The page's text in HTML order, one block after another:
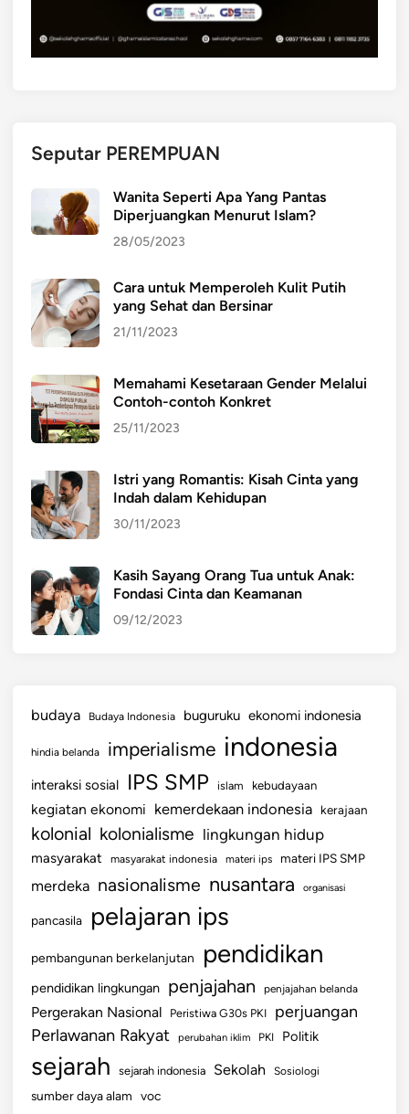
Seputar PEREMPUAN
Wanita Seperti Apa Yang Pantas
Diperjuangkan Menurut Islam?
28/05/2023
Cara untuk Memperoleh Kulit Putih
yang Sehat dan Bersinar
21/11/2023
Memahami Kesetaraan Gender Melalui
Contoh-contoh Konkret
25/11/2023
Istri yang Romantis: Kisah Cinta yang
Indah dalam Kehidupan
30/11/2023
Kasih Sayang Orang Tua untuk Anak:
Fondasi Cinta dan Keamanan
09/12/2023
budaya Budaya Indonesia buguruku ekonomi indonesia
hindia belanda imperialisme indonesia
interaksi sosial IPS SMP islam kebudayaan
kegiatan ekonomi kemerdekaan indonesia kerajaan
kolonial kolonialisme lingkungan hidup
masyarakat masyarakat indonesia materi ips materi IPS SMP
merdeka nasionalisme nusantara organisasi
pancasila pelajaran ips
pembangunan berkelanjutan pendidikan
pendidikan lingkungan penjajahan penjajahan belanda
Pergerakan Nasional Peristiwa G30s PKI perjuangan
Perlawanan Rakyat perubahan iklim PKI Politik
sejarah sejarah indonesia Sekolah Sosiologi
sumber daya alam voc